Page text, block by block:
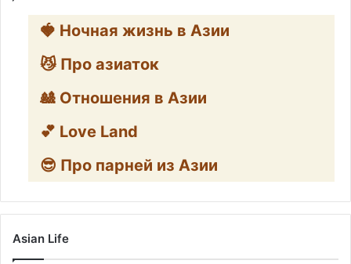
🍓 Ночная жизнь в Азии
😼 Про азиаток
🎎 Отношения в Азии
💕 Love Land
😎 Про парней из Азии
Asian Life